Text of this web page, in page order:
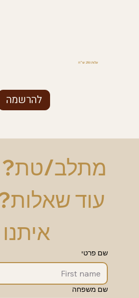
עלות: 250 ש״ח
להרשמה
איתנו
שם פרטי
שם משפחה